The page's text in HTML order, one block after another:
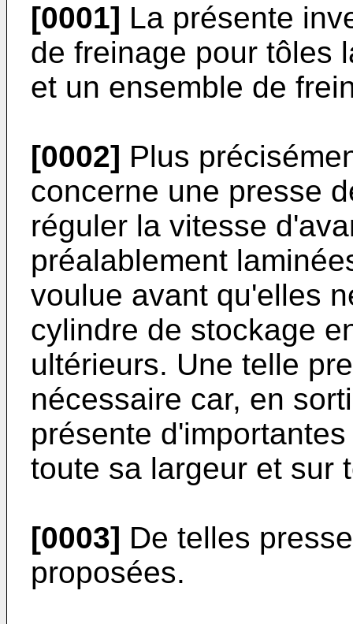
[0001] La présente
de freinage pour tôles
et un ensemble de
[0002] Plus
concerne une presse
réguler la vitesse
préalablement
voulue avant qu'elles
cylindre de stockage
ultérieurs. Une telle
nécessaire car, en
présente
toute sa largeur et sur
[0003] De telles
proposées.